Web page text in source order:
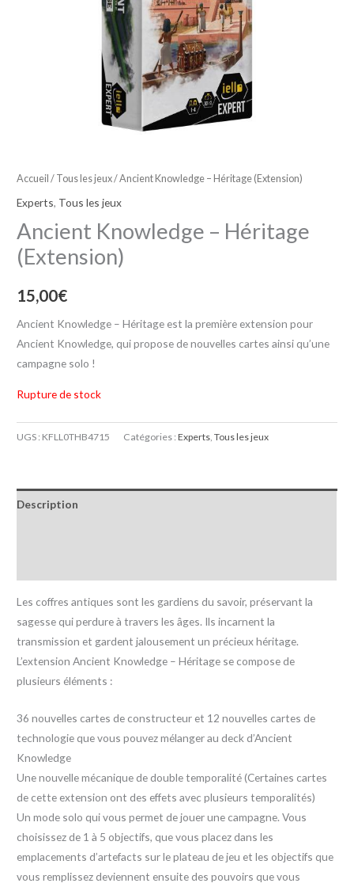
Accueil / Tous les jeux/ Ancient Knowledge – Héritage (Extension)
Experts, Tous les jeux
Ancient Knowledge – Héritage
(Extension)
15,00€
Ancient Knowledge – Héritage est la première extension pour
Ancient Knowledge, qui propose de nouvelles cartes ainsi qu’une
campagne solo !
Rupture de stock
UGS : KFLL0THB4715 Catégories :Experts ,Tous les jeux
Description
Les coffres antiques sont les gardiens du savoir, préservant la
sagesse qui perdure à travers les âges. Ils incarnent la
transmission et gardent jalousement un précieux héritage.
L’extension Ancient Knowledge – Héritage se compose de
plusieurs éléments :
36 nouvelles cartes de constructeur et 12 nouvelles cartes de
technologie que vous pouvez mélanger au deck d’Ancient
Knowledge
Une nouvelle mécanique de double temporalité (Certaines cartes
de cette extension ont des effets avec plusieurs temporalités)
Un mode solo qui vous permet de jouer une campagne. Vous
choisissez de 1 à 5 objectifs, que vous placez dans les
emplacements d’artefacts sur le plateau de jeu et les objectifs que
vous remplissez deviennent ensuite des pouvoirs que vous